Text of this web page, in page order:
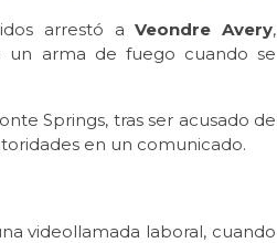
arrestó aVeondre Avery,
un arma de fuego cuando se
Springs, tras ser acusado de
en un comunicado.
videollamada laboral, cuando